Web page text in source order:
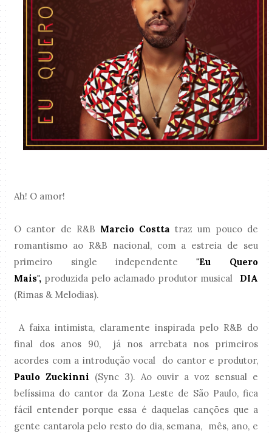
Ah! O amor!
O cantor de R&B Marcio Costta traz um pouco de
romantismo ao R&B nacional, com a estreia de seu
primeiro single independente"Eu Quero
Mais", produzida pelo aclamado produtor musical DIA
(Rimas & Melodias).
A faixa intimista, claramente inspirada pelo R&B do
final dos anos 90, já nos arrebata nos primeiros
acordes com a introdução vocal do cantor e produtor,
Paulo Zuckinni (Sync 3). Ao ouvir a voz sensual e
belíssima do cantor da Zona Leste de São Paulo, fica
fácil entender porque essa é daquelas canções que a
gente cantarola pelo resto do dia, semana, mês, ano, e